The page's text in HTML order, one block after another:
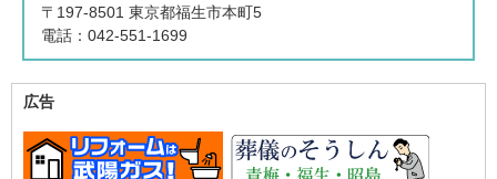
〒197-8501 東京都福生市本町5
電話：042-551-1699
広告